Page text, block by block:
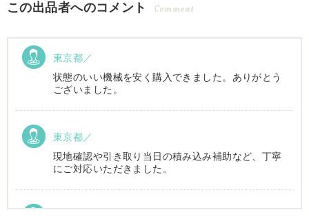
この出品者へのコメント Comment
東京都／
状態のいい機械を安く購入できました。ありがとう
ございました。
東京都／
現地確認や引き取り当日の積み込み補助など、丁寧
にご対応いただきました。